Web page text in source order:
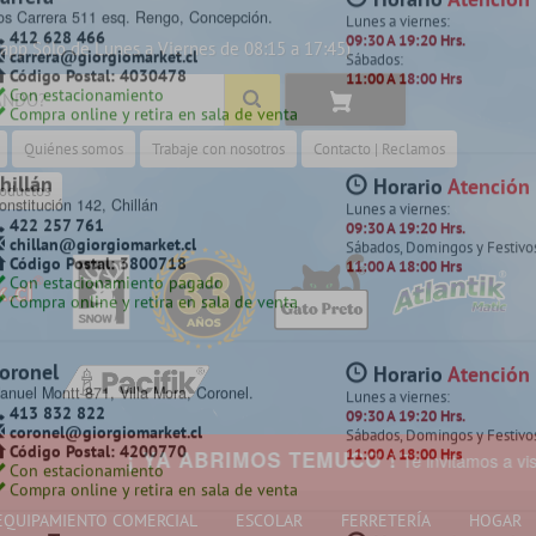
Sólo de Lunes a Viernes de 08:15 a 17:45)
Quiénes somos Trabaje con nosotros Contacto | Reclamos
¡ YA ABRIMOS TEMUCO !Te invitamos a visitar
en la sala de venta más
Henríquez
Henríquez 2299 Chillancito,
412 628 495
camilo@giorgiomarket.cl
Código Postal: 4080858
Con estacionamiento
Compra online y retira en sala de venta
Despacho a todo Chile
Horario
Lunes a viernes:
09:30 A 19:20 Hrs.
Sábados, Domingos y Festivos:
11:00 A 18:00 Hrs
Carrera 511 esq. Rengo, Concepción.
412 628 466
carrera@giorgiomarket.cl
Código Postal: 4030478
Con estacionamiento
Compra online y retira en sala de venta
Horario Atención
Lunes a viernes:
09:30 A 19:20 Hrs.
Sábados:
11:00 A 18:00 Hrs
COMERCIAL ESCOLAR FERRETERÍA HOGAR